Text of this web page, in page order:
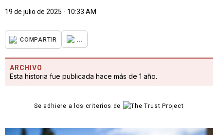
19 de julio de 2025 - 10:33 AM
COMPARTIR ...
ARCHIVO
Esta historia fue publicada hace más de 1 año.
Se adhiere a los criterios de